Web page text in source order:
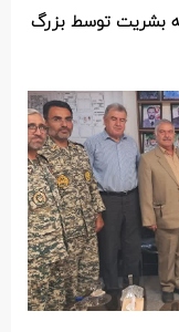
بشریت توسط بزرگ